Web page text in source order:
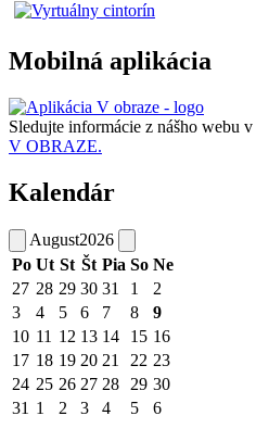
Mobilná aplikácia
Sledujte informácie z nášho webu v
V OBRAZE.
Kalendár
August2026
Po Ut St Št Pia So Ne
27 28 29 30 31 1
2
3
4 5 6 7 8
9
10 11 12 13 14 15 16
17 18 19 20 21 22 23
24 25 26 27 28 29 30
31 1 2 3 4 5 6